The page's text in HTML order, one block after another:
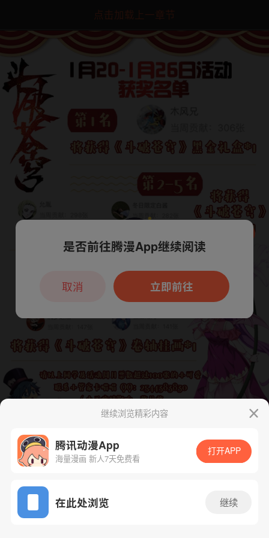
点击加载上一章节
App免费看
下一话
继续浏览精彩内容
腾讯动漫App
海量漫画 新人7天免费看
打开APP
在此处浏览 继续
本章节仅支持App阅读，可打开App新用
户7天免费看
是否前往腾漫App继续阅读
立即前往
取消